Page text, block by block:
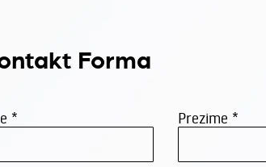
Forma
Prezime